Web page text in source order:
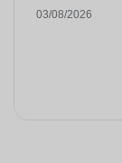
03/08/2026